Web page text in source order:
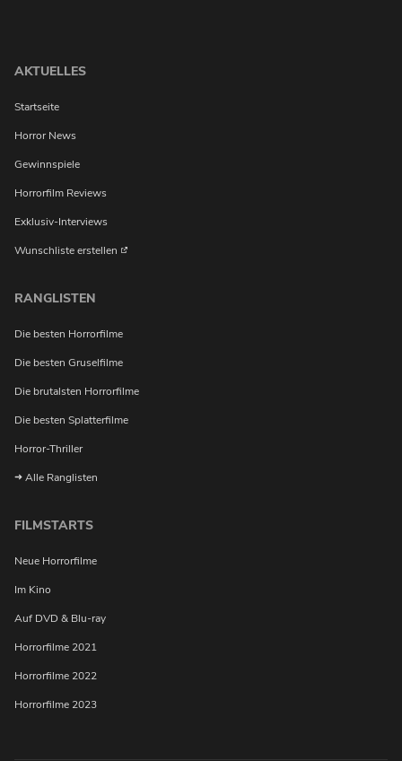
AKTUELLES
Startseite
Horror News
Gewinnspiele
Horrorfilm Reviews
Exklusiv-Interviews
Wunschliste erstellen
RANGLISTEN
Die besten Horrorfilme
Die besten Gruselfilme
Die brutalsten Horrorfilme
Die besten Splatterfilme
Horror-Thriller
Alle Ranglisten
FILMSTARTS
Neue Horrorfilme
Im Kino
Auf DVD & Blu-ray
Horrorfilme 2021
Horrorfilme 2022
Horrorfilme 2023
Möchtest du bei Neuigkeiten über Horrorfilme von uns